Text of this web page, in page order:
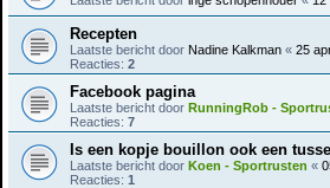
Recepten
Laatste bericht door Nadine Kalkman « 25
Reacties: 2
Facebook pagina
Laatste bericht door RunningRob -
Reacties: 7
Is een kopje bouillon ook een
Laatste bericht door Koen - Sportrusten «
Reacties: 1